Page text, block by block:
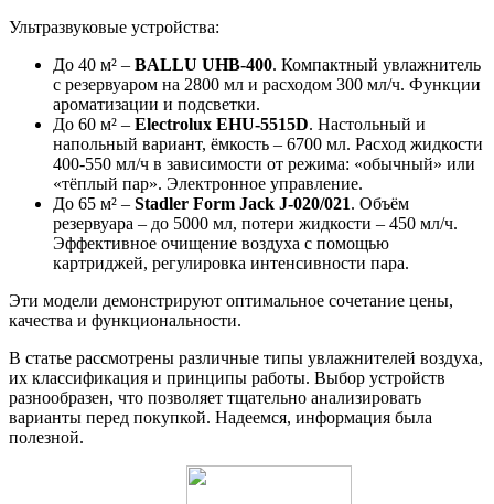
Ультразвуковые устройства:
До 40 м² – BALLU UHB-400. Компактный увлажнитель
с резервуаром на 2800 мл и расходом 300 мл/ч. Функции
ароматизации и подсветки.
До 60 м² – Electrolux EHU-5515D. Настольный и
напольный вариант, ёмкость – 6700 мл. Расход жидкости
400-550 мл/ч в зависимости от режима: «обычный» или
«тёплый пар». Электронное управление.
До 65 м² – Stadler Form Jack J-020/021. Объём
резервуара – до 5000 мл, потери жидкости – 450 мл/ч.
Эффективное очищение воздуха с помощью
картриджей, регулировка интенсивности пара.
Эти модели демонстрируют оптимальное сочетание цены,
качества и функциональности.
В статье рассмотрены различные типы увлажнителей воздуха,
их классификация и принципы работы. Выбор устройств
разнообразен, что позволяет тщательно анализировать
варианты перед покупкой. Надеемся, информация была
полезной.